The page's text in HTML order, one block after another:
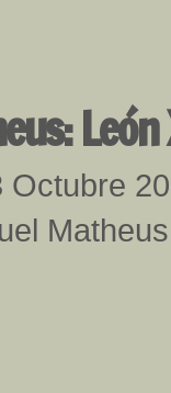
León
Octubre
Matheus